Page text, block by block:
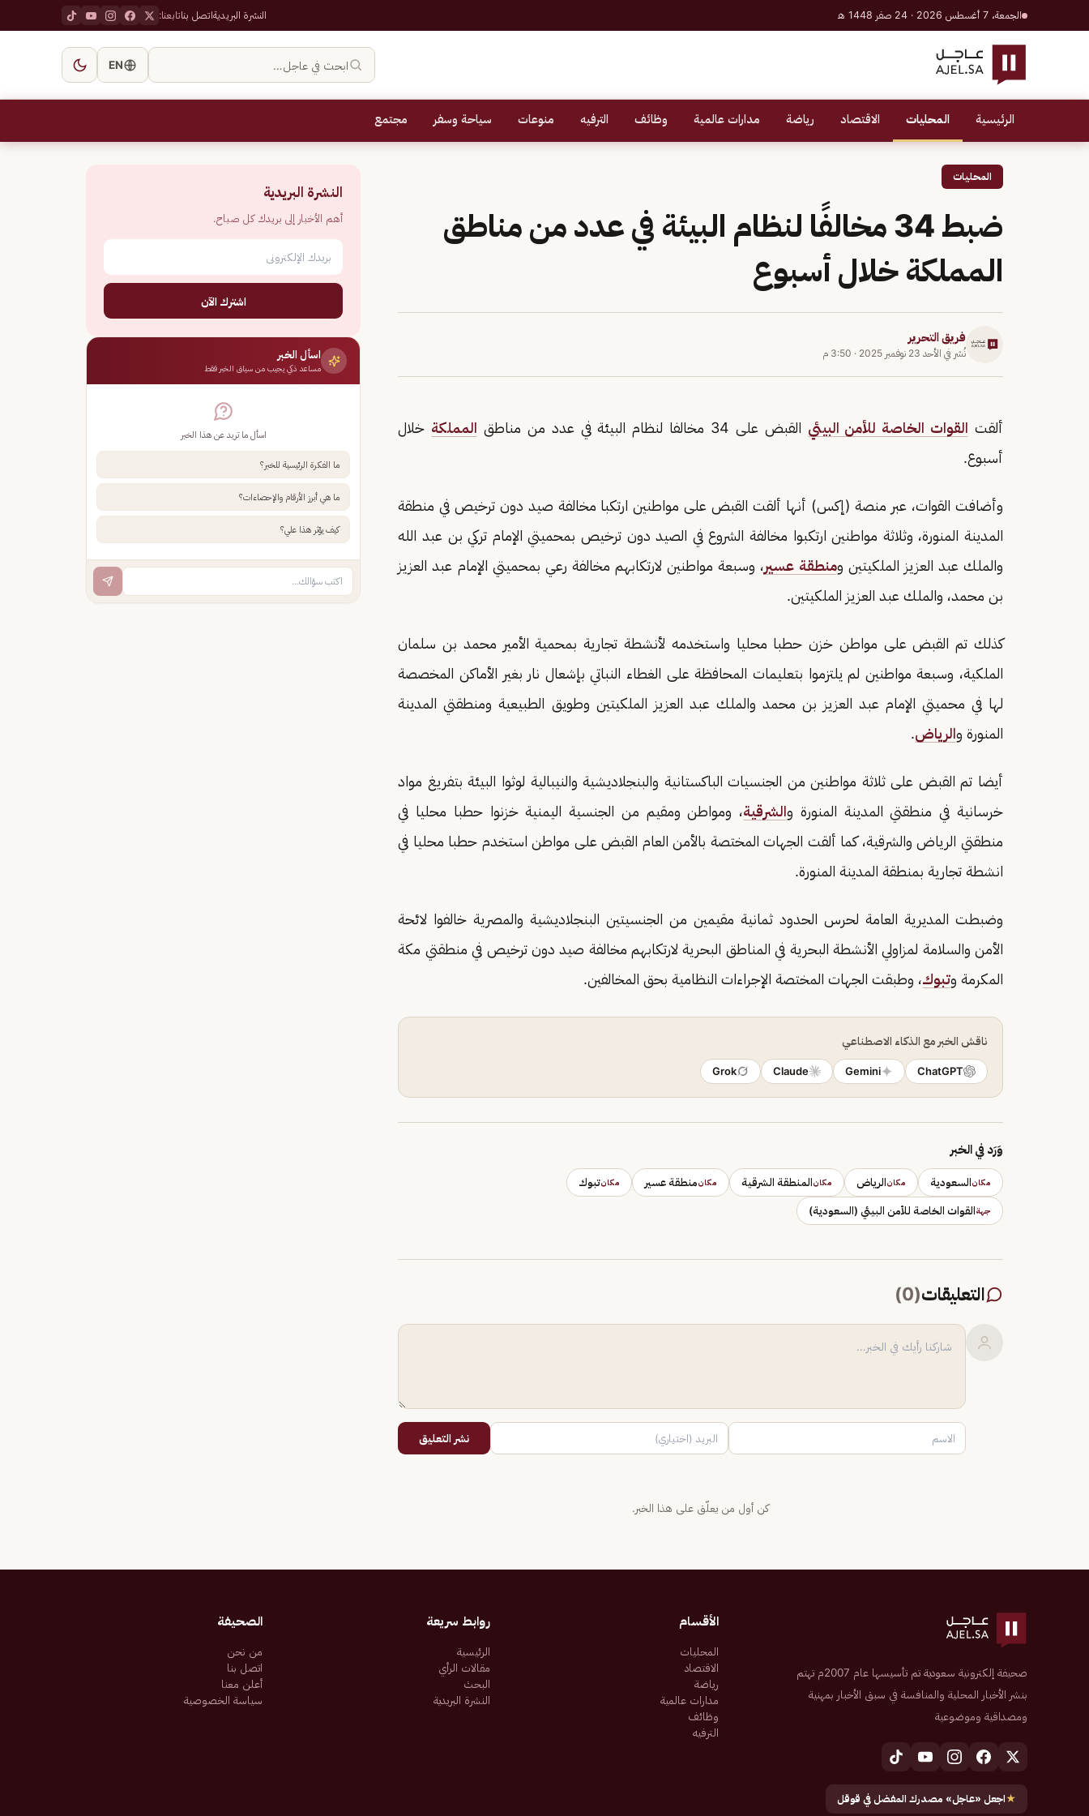
الجمعة، 7 أغسطس 2026 · 24 صفر 1448 هـ النشرة البريديةاتصل بناتابعنا:
ابحث في عاجل… EN
الرئيسية المحليات الاقتصاد رياضة مدارات عالمية وظائف الترفيه منوعات سياحة وسفر مجتمع
المحليات
ضبط 34 مخالفًا لنظام البيئة في عدد من مناطق
المملكة خلال أسبوع
فريق التحرير
نُشر في الأحد 23 نوفمبر 2025 · 3:50 م
ألقت القوات الخاصة للأمن البيئي القبض على 34 مخالفا لنظام البيئة في عدد من مناطق المملكة خلال
أسبوع.
وأضافت القوات، عبر منصة (إكس) أنها ألقت القبض على مواطنين ارتكبا مخالفة صيد دون ترخيص في منطقة
المدينة المنورة، وثلاثة مواطنين ارتكبوا مخالفة الشروع في الصيد دون ترخيص بمحميتي الإمام تركي بن عبد الله
والملك عبد العزيز الملكيتين ومنطقة عسير، وسبعة مواطنين لارتكابهم مخالفة رعي بمحميتي الإمام عبد العزيز
بن محمد، والملك عبد العزيز الملكيتين.
كذلك تم القبض على مواطن خزن حطبا محليا واستخدمه لأنشطة تجارية بمحمية الأمير محمد بن سلمان
الملكية، وسبعة مواطنين لم يلتزموا بتعليمات المحافظة على الغطاء النباتي بإشعال نار بغير الأماكن المخصصة
لها في محميتي الإمام عبد العزيز بن محمد والملك عبد العزيز الملكيتين وطويق الطبيعية ومنطقتي المدينة
المنورة والرياض.
أيضا تم القبض على ثلاثة مواطنين من الجنسيات الباكستانية والبنجلاديشية والنيبالية لوثوا البيئة بتفريغ مواد
خرسانية في منطقتي المدينة المنورة والشرقية، ومواطن ومقيم من الجنسية اليمنية خزنوا حطبا محليا في
منطقتي الرياض والشرقية، كما ألقت الجهات المختصة بالأمن العام القبض على مواطن استخدم حطبا محليا في
انشطة تجارية بمنطقة المدينة المنورة.
وضبطت المديرية العامة لحرس الحدود ثمانية مقيمين من الجنسيتين البنجلاديشية والمصرية خالفوا لائحة
الأمن والسلامة لمزاولي الأنشطة البحرية في المناطق البحرية لارتكابهم مخالفة صيد دون ترخيص في منطقتي مكة
المكرمة وتبوك، وطبقت الجهات المختصة الإجراءات النظامية بحق المخالفين.
ناقش الخبر مع الذكاء الاصطناعي
ChatGPT
Gemini
Claude
Grok
وَرَد في الخبر
مكانالسعودية مكانالرياض مكانالمنطقة الشرقية مكانمنطقة عسير مكانتبوك
جهةالقوات الخاصة للأمن البيئي (السعودية)
التعليقات(
0
)
نشر التعليق
كن أول من يعلّق على هذا الخبر.
النشرة البريدية
أهم الأخبار إلى بريدك كل صباح.
اشترك الآن
اسأل الخبر
مساعد ذكي يجيب من سياق الخبر فقط
اسأل ما تريد عن هذا الخبر
ما الفكرة الرئيسية للخبر؟
ما هي أبرز الأرقام والإحصاءات؟
كيف يؤثر هذا علي؟
صحيفة إلكترونية سعودية تم تأسيسها عام 2007م تهتم
بنشر الأخبار المحلية والمنافسة في سبق الأخبار بمهنية
ومصداقية وموضوعية
★اجعل «عاجل» مصدرك المفضل في قوقل
الأقسام
المحليات
الاقتصاد
رياضة
مدارات عالمية
وظائف
الترفيه
روابط سريعة
الرئيسية
مقالات الرأي
البحث
النشرة البريدية
الصحيفة
من نحن
اتصل بنا
أعلن معنا
سياسة الخصوصية